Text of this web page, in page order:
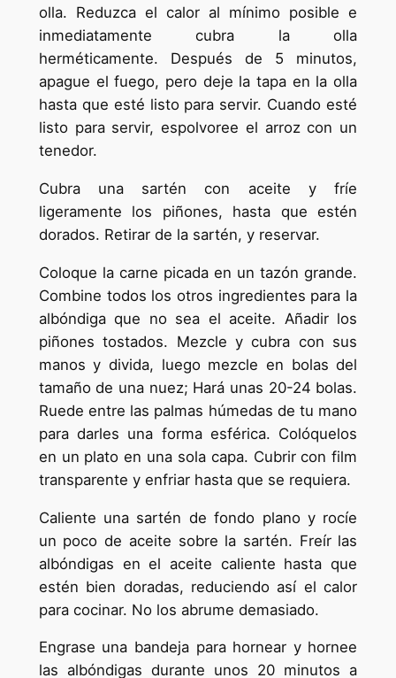
olla. Reduzca el calor al mínimo posible e
inmediatamente cubra la olla
herméticamente. Después de 5 minutos,
apague el fuego, pero deje la tapa en la olla
hasta que esté listo para servir. Cuando esté
listo para servir, espolvoree el arroz con un
tenedor.
Cubra una sartén con aceite y fríe
ligeramente los piñones, hasta que estén
dorados. Retirar de la sartén, y reservar.
Coloque la carne picada en un tazón grande.
Combine todos los otros ingredientes para la
albóndiga que no sea el aceite. Añadir los
piñones tostados. Mezcle y cubra con sus
manos y divida, luego mezcle en bolas del
tamaño de una nuez; Hará unas 20-24 bolas.
Ruede entre las palmas húmedas de tu mano
para darles una forma esférica. Colóquelos
en un plato en una sola capa. Cubrir con film
transparente y enfriar hasta que se requiera.
Caliente una sartén de fondo plano y rocíe
un poco de aceite sobre la sartén. Freír las
albóndigas en el aceite caliente hasta que
estén bien doradas, reduciendo así el calor
para cocinar. No los abrume demasiado.
Engrase una bandeja para hornear y hornee
las albóndigas durante unos 20 minutos a